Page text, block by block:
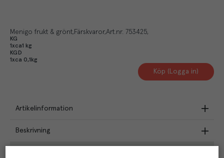
Menigo frukt & grönt Färskvaror Art.nr. 753425
KG
1xca1 kg
KGD
1xca 0,1kg
Köp (Logga in)
Artikelinformation
Beskrivning